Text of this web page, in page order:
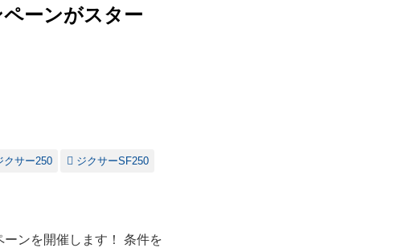
ーンがスター
クサー250 ジクサーSF250
ンを開催します！ 条件を